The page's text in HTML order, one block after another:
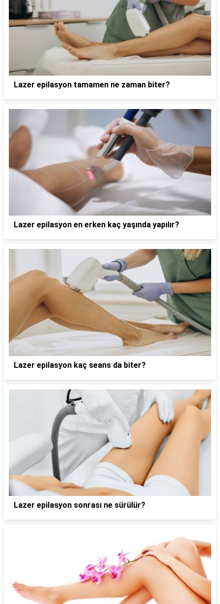
Lazer epilasyon tamamen ne zaman biter?
Lazer epilasyon en erken kaç yaşında yapılır?
Lazer epilasyon kaç seans da biter?
Lazer epilasyon sonrası ne sürülür?